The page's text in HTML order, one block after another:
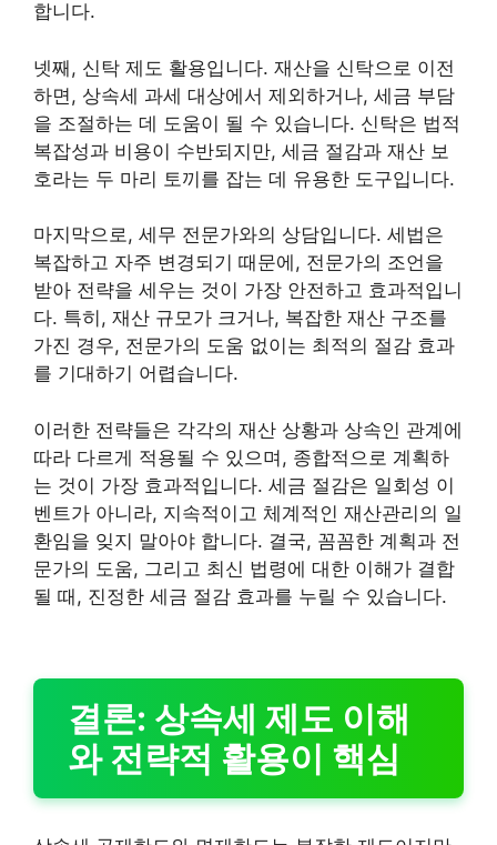
합니다.
넷째, 신탁 제도 활용입니다. 재산을 신탁으로 이전
하면, 상속세 과세 대상에서 제외하거나, 세금 부담
을 조절하는 데 도움이 될 수 있습니다. 신탁은 법적
복잡성과 비용이 수반되지만, 세금 절감과 재산 보
호라는 두 마리 토끼를 잡는 데 유용한 도구입니다.
마지막으로, 세무 전문가와의 상담입니다. 세법은
복잡하고 자주 변경되기 때문에, 전문가의 조언을
받아 전략을 세우는 것이 가장 안전하고 효과적입니
다. 특히, 재산 규모가 크거나, 복잡한 재산 구조를
가진 경우, 전문가의 도움 없이는 최적의 절감 효과
를 기대하기 어렵습니다.
이러한 전략들은 각각의 재산 상황과 상속인 관계에
따라 다르게 적용될 수 있으며, 종합적으로 계획하
는 것이 가장 효과적입니다. 세금 절감은 일회성 이
벤트가 아니라, 지속적이고 체계적인 재산관리의 일
환임을 잊지 말아야 합니다. 결국, 꼼꼼한 계획과 전
문가의 도움, 그리고 최신 법령에 대한 이해가 결합
될 때, 진정한 세금 절감 효과를 누릴 수 있습니다.
결론: 상속세 제도 이해
와 전략적 활용이 핵심